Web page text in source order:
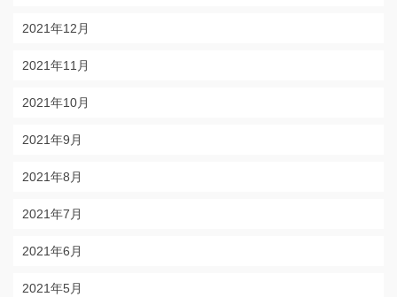
2021年12月
2021年11月
2021年10月
2021年9月
2021年8月
2021年7月
2021年6月
2021年5月